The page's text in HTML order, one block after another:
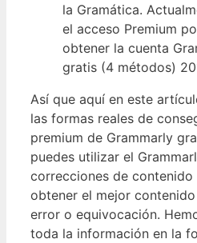
la Gramática.
el acceso Premium
obtener la cuenta
gratis (4 métodos)
Así que aquí en este
las formas reales de
premium de Grammarly
puedes utilizar el
correcciones de
obtener el mejor
error o equivocación.
toda la información en la